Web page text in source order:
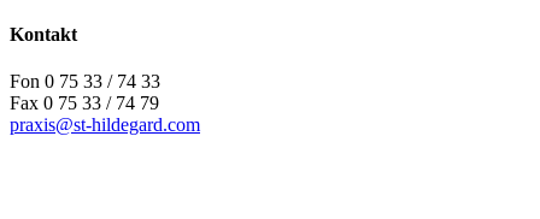
Kontakt
Fon 0 75 33 / 74 33
Fax 0 75 33 / 74 79
praxis@st-hildegard.com